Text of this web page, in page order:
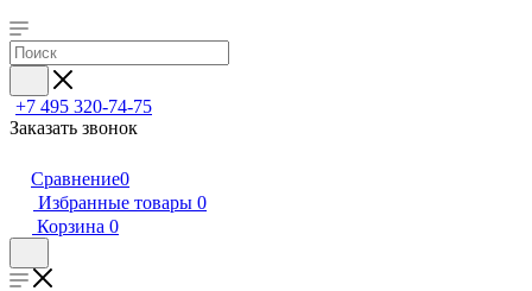
+7 495 320-74-75
Заказать звонок
Сравнение0
Избранные товары 0
Корзина 0